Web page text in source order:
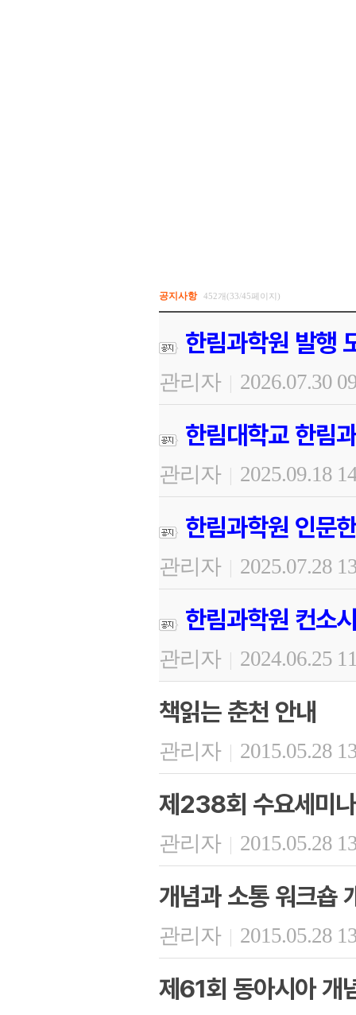
공지사항 452개(33/45페이지)
한림과학원 발행
관리자 | 2026.07.30
한림대학교 한림
관리자 | 2025.09.18
한림과학원 인문
관리자 | 2025.07.28
한림과학원 컨소
관리자 | 2024.06.25
책읽는 춘천 안내
관리자 | 2015.05.28
제238회 수요세미
관리자 | 2015.05.28
개념과 소통 워크숍
관리자 | 2015.05.28
제61회 동아시아 개